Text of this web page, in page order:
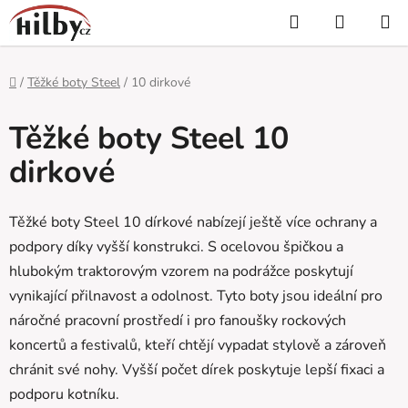
Přejít
na
obsah
Hledat
KOŠÍK
Domů
/ Těžké boty Steel / 10 dirkové
Těžké boty Steel 10
dirkové
Těžké boty Steel 10 dírkové nabízejí ještě více ochrany a
podpory díky vyšší konstrukci. S ocelovou špičkou a
hlubokým traktorovým vzorem na podrážce poskytují
vynikající přilnavost a odolnost. Tyto boty jsou ideální pro
náročné pracovní prostředí i pro fanoušky rockových
koncertů a festivalů, kteří chtějí vypadat stylově a zároveň
chránit své nohy. Vyšší počet dírek poskytuje lepší fixaci a
podporu kotníku.